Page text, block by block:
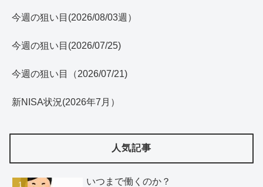
今週の狙い目(2026/08/03週）
今週の狙い目(2026/07/25)
今週の狙い目（2026/07/21)
新NISA状況(2026年7月）
人気記事
いつまで働くのか？